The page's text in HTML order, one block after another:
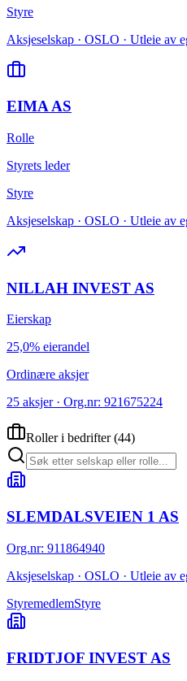
Styre
Aksjeselskap · OSLO · Utleie av
EIMA AS
Rolle
Styrets leder
Styre
Aksjeselskap · OSLO · Utleie av
NILLAH INVEST AS
Eierskap
25,0% eierandel
Ordinære aksjer
25 aksjer · Org.nr: 921675224
Roller i bedrifter(44)
SLEMDALSVEIEN 1 AS
Org.nr: 911864940
Aksjeselskap · OSLO · Utleie av
StyremedlemStyre
FRIDTJOF INVEST AS